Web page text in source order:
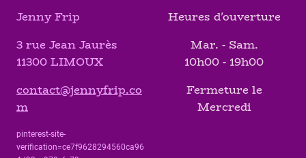
Jenny Frip
3 rue Jean Jaurès
11300 LIMOUX
contact@jennyfrip.co
m
pinterest-site-
verification=ce7f9628294560ca96
Heures d'ouverture
Mar. - Sam.
10h00 - 19h00
Fermeture le
Mercredi